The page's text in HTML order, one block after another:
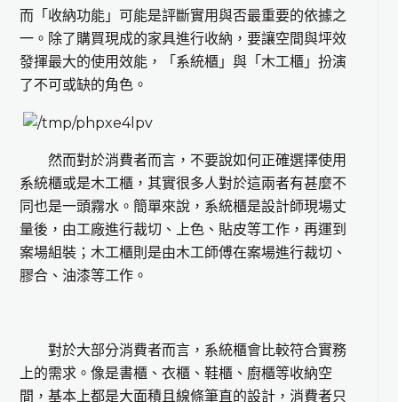
而「收納功能」可能是評斷實用與否最重要的依據之
一。除了購買現成的家具進行收納，要讓空間與坪效
發揮最大的使用效能，「系統櫃」與「木工櫃」扮演
了不可或缺的角色。
然而對於消費者而言，不要說如何正確選擇使用
系統櫃或是木工櫃，其實很多人對於這兩者有甚麼不
同也是一頭霧水。簡單來說，系統櫃是設計師現場丈
量後，由工廠進行裁切、上色、貼皮等工作，再運到
案場組裝；木工櫃則是由木工師傅在案場進行裁切、
膠合、油漆等工作。
對於大部分消費者而言，系統櫃會比較符合實務
上的需求。像是書櫃、衣櫃、鞋櫃、廚櫃等收納空
間，基本上都是大面積且線條筆直的設計，消費者只